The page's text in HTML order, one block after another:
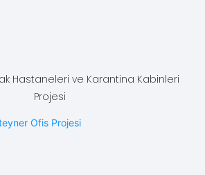
Hastaneleri ve Karantina Kabinleri
Projesi